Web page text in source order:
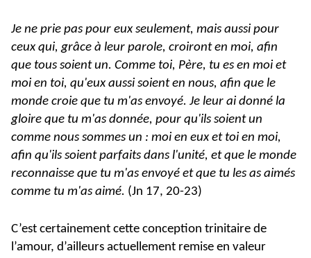
Je ne prie pas pour eux seulement, mais aussi pour
ceux qui, grâce à leur parole, croiront en moi, afin
que tous soient un. Comme toi, Père, tu es en moi et
moi en toi, qu'eux aussi soient en nous, afin que le
monde croie que tu m'as envoyé. Je leur ai donné la
gloire que tu m'as donnée, pour qu'ils soient un
comme nous sommes un : moi en eux et toi en moi,
afin qu'ils soient parfaits dans l'unité, et que le monde
reconnaisse que tu m'as envoyé et que tu les as aimés
comme tu m'as aimé. (Jn 17, 20-23)
C’est certainement cette conception trinitaire de
l’amour, d’ailleurs actuellement remise en valeur